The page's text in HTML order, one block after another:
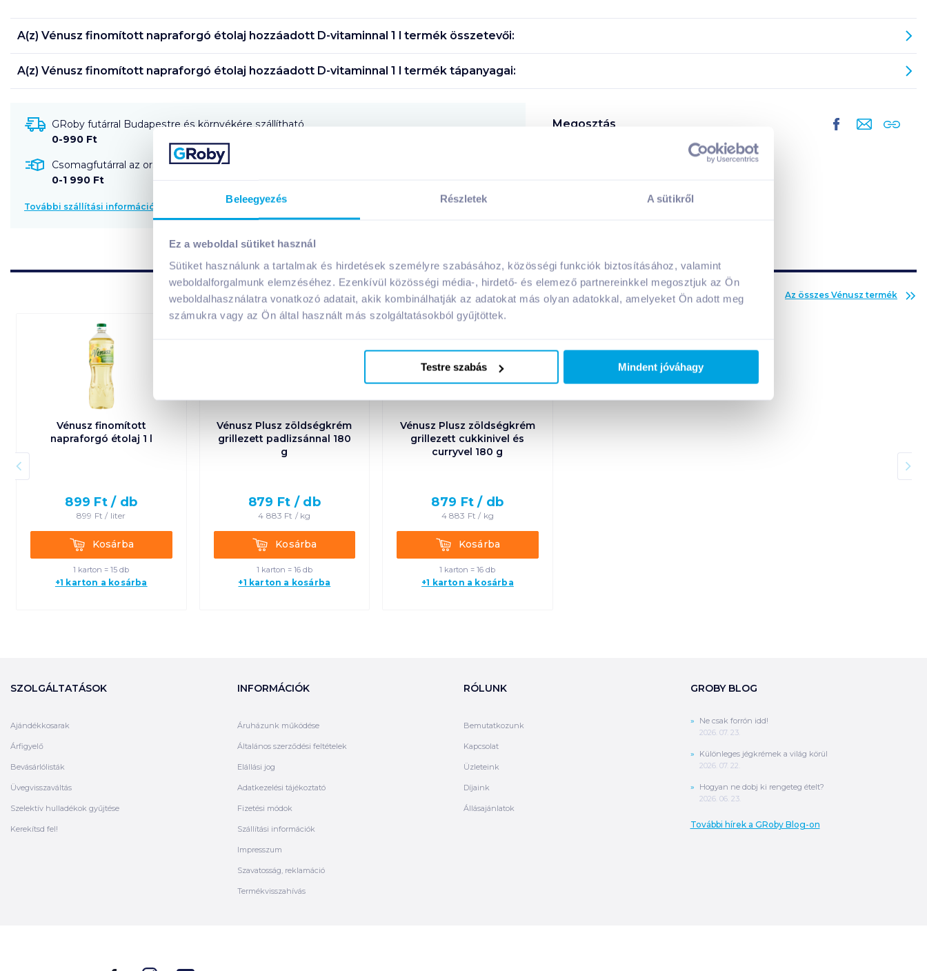
Beleegyezés Részletek A sütikről
Ez a weboldal sütiket használ
Sütiket használunk a tartalmak és hirdetések személyre szabásához, közösségi funkciók biztosításához, valamint
weboldalforgalmunk elemzéséhez. Ezenkívül közösségi média-, hirdető- és elemező partnereinkkel megosztjuk az Ön
weboldalhasználatra vonatkozó adatait, akik kombinálhatják az adatokat más olyan adatokkal, amelyeket Ön adott meg
számukra vagy az Ön által használt más szolgáltatásokból gyűjtöttek.
Testre szabás Mindent jóváhagy
Adj hozzá termékeket!
A(z) Vénusz finomított napraforgó étolaj hozzáadott D-vitaminnal 1 l termék összetevői:
A(z) Vénusz finomított napraforgó étolaj hozzáadott D-vitaminnal 1 l termék tápanyagai:
GRoby futárral Budapestre és környékére szállítható
0-990 Ft
Csomagfutárral az ország egész területére szállítható!
0-1 990 Ft
További szállítási információk
Megosztás
Az összes Vénusz termék
Vénusz finomított
napraforgó étolaj 1 l
899 Ft / db
899 Ft / liter
KosárbaKosárba
1 karton = 15 db
+1 karton a kosárba
Vénusz Plusz zöldségkrém
grillezett padlizsánnal 180
g
879 Ft / db
4 883 Ft / kg
KosárbaKosárba
1 karton = 16 db
+1 karton a kosárba
Vénusz Plusz zöldségkrém
grillezett cukkinivel és
curryvel 180 g
879 Ft / db
4 883 Ft / kg
KosárbaKosárba
1 karton = 16 db
+1 karton a kosárba
SZOLGÁLTATÁSOK
Ajándékkosarak
Árfigyelő
Bevásárlólisták
Üvegvisszaváltás
Szelektív hulladékok gyűjtése
Kerekítsd fel!
INFORMÁCIÓK
Áruházunk működése
Általános szerződési feltételek
Elállási jog
Adatkezelési tájékoztató
Fizetési módok
Szállítási információk
Impresszum
Szavatosság, reklamáció
Termékvisszahívás
RÓLUNK
Bemutatkozunk
Kapcsolat
Üzleteink
Díjaink
Állásajánlatok
GROBY BLOG
Ne csak forrón idd!
2026. 07. 23.
Különleges jégkrémek a világ körül
2026. 07. 22.
Hogyan ne dobj ki rengeteg ételt?
2026. 06. 23.
További hírek a GRoby Blog-on